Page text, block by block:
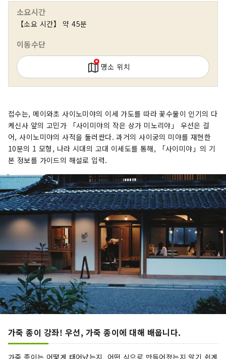
소요시간
【소요 시간】 약 45분
이동수단
명소 위치
접수는, 메이와초 사이노미야의 이세 가도를 따라 꽃수물이 인기의 다
케신사 앞의 고민가 「사이미야의 작은 상가 미노리야」 우선은 걸
어, 사이노미야의 사적을 둘러싼다. 과거의 사이궁의 미야를 재현한
10분의 1 모형, 나라 시대의 고대 이세도를 통해, 「사이미야」의 기
본 정보를 가이드의 해설로 입력.
가죽 종이 강좌! 우선, 가죽 종이에 대해 배웁니다.
가죽 종이는 어떻게 태어났는지, 어떤 식으로 만들어졌는지 알기 쉽게